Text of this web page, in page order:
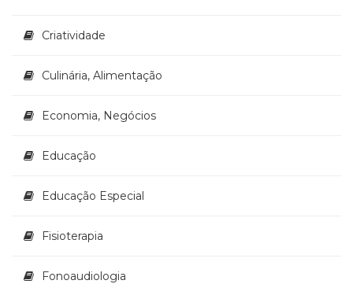
Temas
(30)
Ocupacional
e
(65)
(1)
Prática
Criatividade
Culinária, Alimentação
Economia, Negócios
Educação
Educação Especial
Fisioterapia
Fonoaudiologia